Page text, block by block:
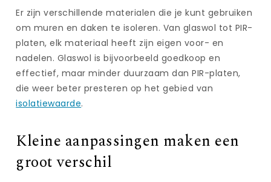
Er zijn verschillende materialen die je kunt gebruiken
om muren en daken te isoleren. Van glaswol tot PIR-
platen, elk materiaal heeft zijn eigen voor- en
nadelen. Glaswol is bijvoorbeeld goedkoop en
effectief, maar minder duurzaam dan PIR-platen,
die weer beter presteren op het gebied van
isolatiewaarde.
Kleine aanpassingen maken een
groot verschil